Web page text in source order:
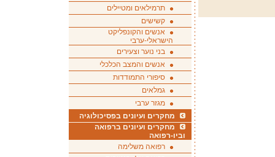
תרמילאים ומטיילים
קשישים
אנשים והקונפליקט
הישראלי-ערבי
בני נוער וצעירים
אנשים והמצב הכלכלי
סיפורי התמודדות
גמלאים
מגזר ערבי
מחקרים ועיונים בפסיכולוגיה
מחקרים ועיונים ברפואה
וביו-רפואה
רפואה משלימה